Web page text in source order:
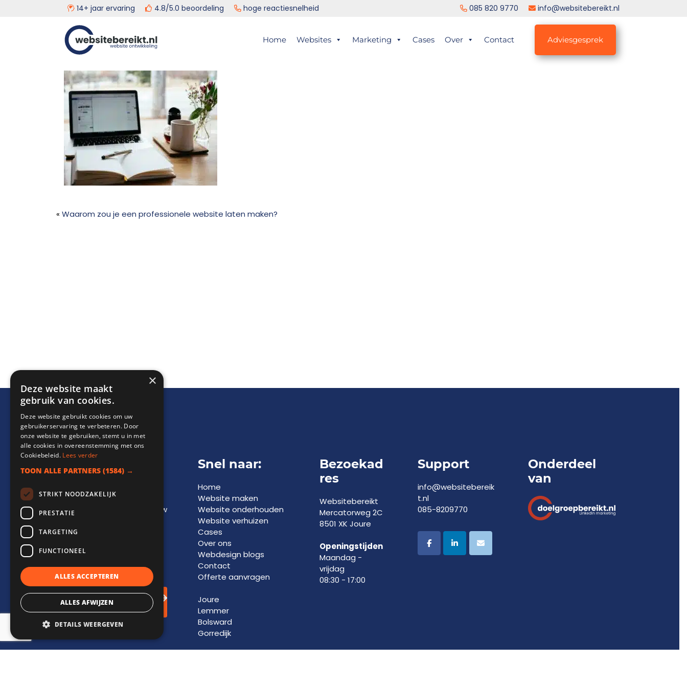
14+ jaar ervaring 4.8/5.0 beoordeling hoge reactiesnelheid 085 820 9770 info@websitebereikt.nl
Websitebereikt.nl Home Websites Marketing Cases Over Contact Adviesgesprek
« Waarom zou je een professionele website laten maken?
adviesgesprek biedt
inzicht in
voor jouw
voor toekomstige
informeren door onze
experts.
Adviesgesprek
inplannen!
Snel naar:
Home
Website maken
Website onderhouden
Website verhuizen
Cases
Over ons
Webdesign blogs
Contact
Offerte aanvragen
Joure
Lemmer
Bolsward
Gorredijk
Bezoekad
res
Websitebereikt
Mercatorweg 2C
8501 XK Joure
Openingstijden
Maandag -
vrijdag
08:30 - 17:00
Support
info@websitebereik
t.nl
085-8209770
Onderdeel
van
×
Deze website maakt
gebruik van cookies.
Deze website gebruikt cookies om uw
gebruikerservaring te verbeteren. Door
onze website te gebruiken, stemt u in met
alle cookies in overeenstemming met ons
Cookiebeleid. Lees verder
TOON ALLE PARTNERS (1584) →
STRIKT NOODZAKELIJK
PRESTATIE
TARGETING
FUNCTIONEEL
ALLES ACCEPTEREN
ALLES AFWIJZEN
DETAILS WEERGEVEN